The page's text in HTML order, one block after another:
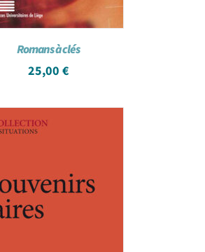
Romans à clés
25,00 €